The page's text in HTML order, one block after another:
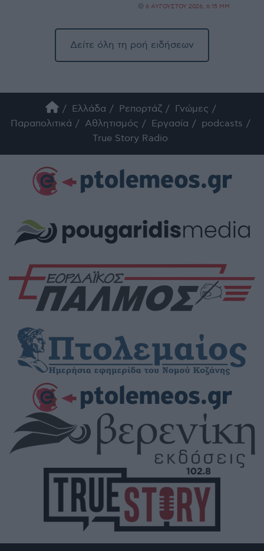
6 ΑΥΓΟΎΣΤΟΥ 2026, 6:15 ΜΜ
Δείτε όλη τη ροή ειδήσεων
Ελλάδα Ρεπορτάζ
Γνώμες
Παραπολιτικά
Αθλητισμός Εργασία
podcasts
True Story Radio